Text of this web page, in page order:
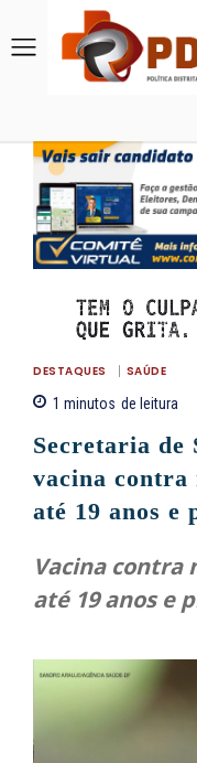
DESTAQUES SAÚDE
1 minutos de leitura
Secretaria de
vacina contra
até 19 anos e
Vacina contra
até 19 anos e